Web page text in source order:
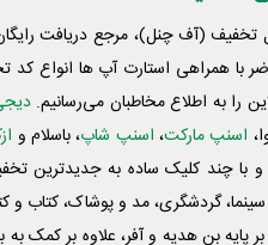
تخفیف (آف چنل)، مرجع دریافت
با همراهی استارت آپ ها انواع کد
را به اطلاع مخاطبان می‌رسانیم.
اسنپ مارکت، اسنپ شاپ، باسلام و
با چند کلیک ساده به جدیدترین
گردشگری، مد و پوشاک، کتاب و
بر پایه بن هدیه و آفر، علاوه بر کمک